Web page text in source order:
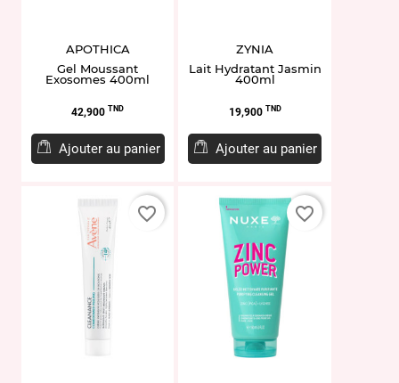
APOTHICA
Gel Moussant
Exosomes 400ml
Prix
42,900 TND
Ajouter au panier
ZYNIA
Lait Hydratant Jasmin
400ml
Prix
19,900 TND
Ajouter au panier
favorite_border favorite_border